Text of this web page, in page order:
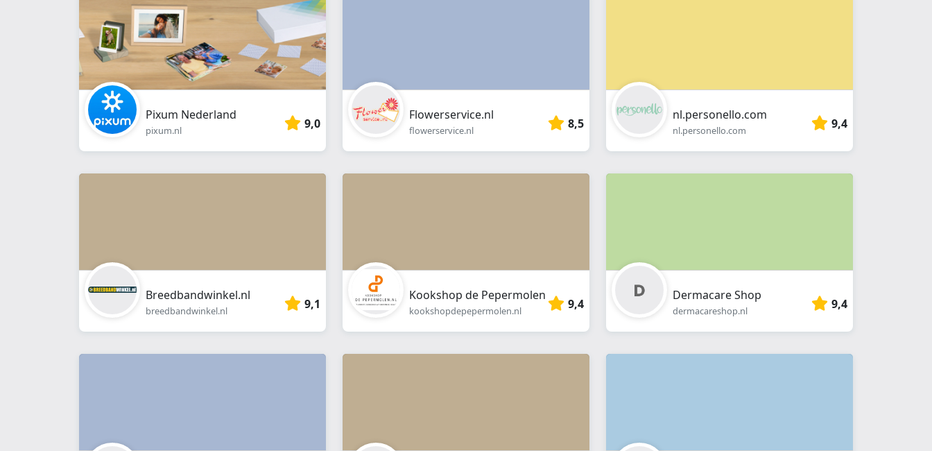
Pixum Nederland
pixum.nl 9,0
Flowerservice.nl
flowerservice.nl 8,5
nl.personello.com
nl.personello.com 9,4
Breedbandwinkel.nl
breedbandwinkel.nl 9,1
Kookshop de Pepermolen
kookshopdepepermolen.nl 9,4
Dermacare Shop
dermacareshop.nl 9,4